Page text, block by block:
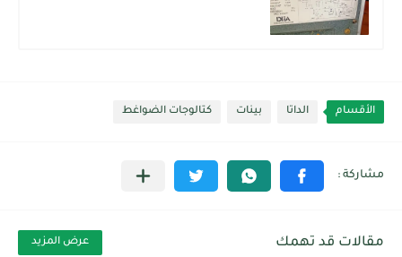
الأقسام الداتا بينات كتالوجات الضواغط
مقالات قد تهمك عرض المزيد